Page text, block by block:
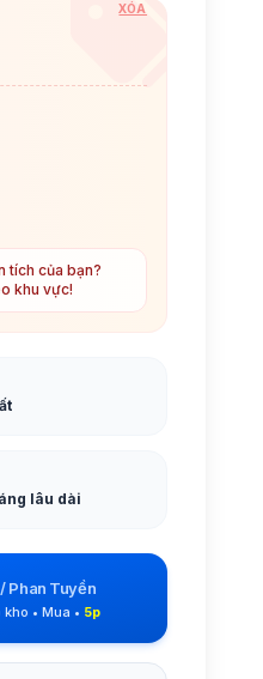
XÓA
tích của bạn?
khu vực!
lâu dài
/Phan Tuyền
• Mua • 5p